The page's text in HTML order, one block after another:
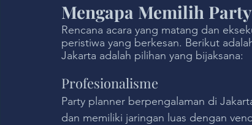
Mengapa Memilih
Rencana acara yang matang dan
peristiwa yang berkesan. Berikut
Jakarta adalah pilihan yang bijaksana:
Profesionalisme
Party planner berpengalaman di
dan memiliki jaringan luas dengan